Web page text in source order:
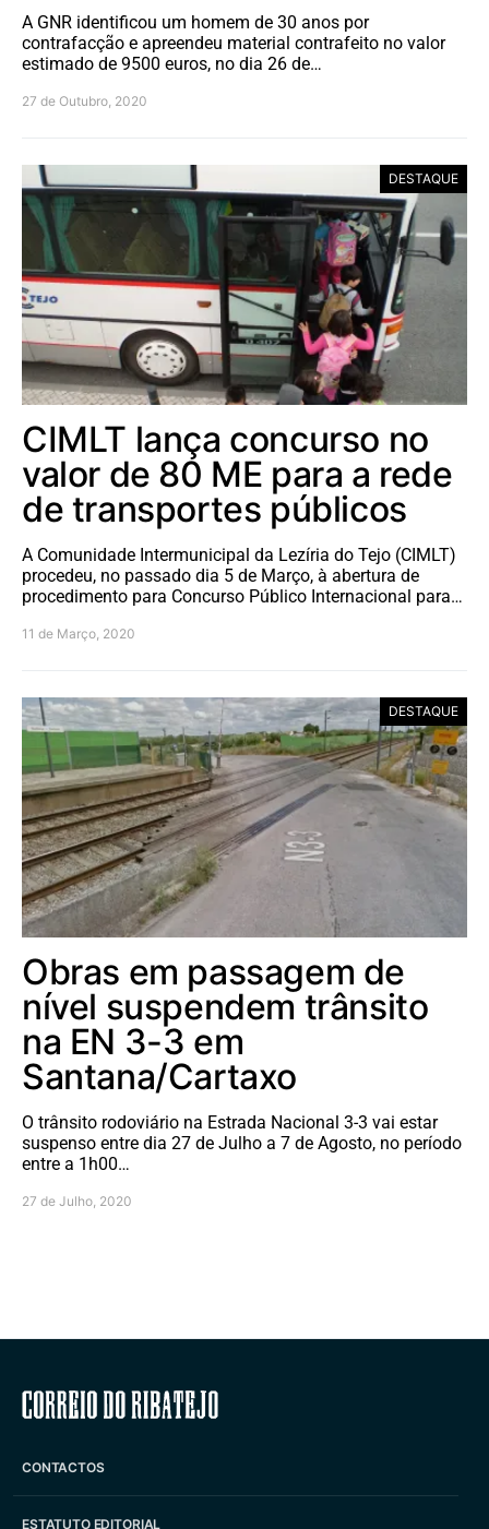
A GNR identificou um homem de 30 anos por
contrafacção e apreendeu material contrafeito no valor
estimado de 9500 euros, no dia 26 de…
27 de Outubro, 2020
DESTAQUE
CIMLT lança concurso no
valor de 80 ME para a rede
de transportes públicos
A Comunidade Intermunicipal da Lezíria do Tejo (CIMLT)
procedeu, no passado dia 5 de Março, à abertura de
procedimento para Concurso Público Internacional para…
11 de Março, 2020
DESTAQUE
Obras em passagem de
nível suspendem trânsito
na EN 3-3 em
Santana/Cartaxo
O trânsito rodoviário na Estrada Nacional 3-3 vai estar
suspenso entre dia 27 de Julho a 7 de Agosto, no período
entre a 1h00…
27 de Julho, 2020
Correio do Ribatejo
CONTACTOS
ESTATUTO EDITORIAL